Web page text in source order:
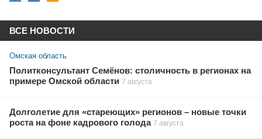
ВСЕ НОВОСТИ
Омская область
Политконсультант Семёнов: столичность в регионах на
примере Омской области 7 августа
Долголетие для «стареющих» регионов – новые точки
роста на фоне кадрового голода 7 августа